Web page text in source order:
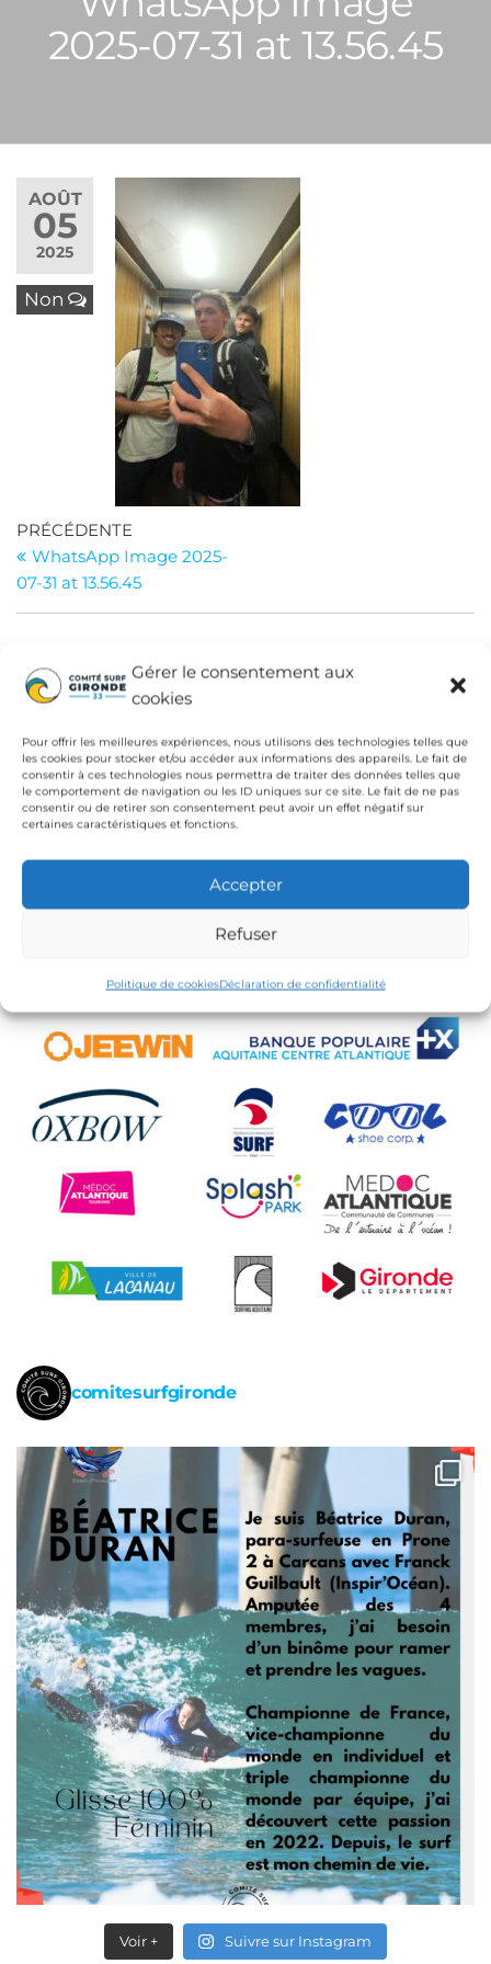
Gérer le consentement aux
cookies
Pour offrir les meilleures expériences, nous utilisons des technologies telles que
les cookies pour stocker et/ou accéder aux informations des appareils. Le fait de
consentir à ces technologies nous permettra de traiter des données telles que
le comportement de navigation ou les ID uniques sur ce site. Le fait de ne pas
consentir ou de retirer son consentement peut avoir un effet négatif sur
certaines caractéristiques et fonctions.
Accepter
Refuser
Politique de cookiesDéclaration de confidentialité
2025-07-31 at 13.56.45
AOÛT
05
2025
Non
Navigation
de
l’article
Article
précédent
PRÉCÉDENTE
WhatsApp Image 2025-
07-31 at 13.56.45
INSTITUTIONS
Conseil Départemental de la Gironde
Ligue de Surf de Nouvelle Aquitaine
CdC Médoc Atlantique
comitesurfgironde
Voir + Suivre sur Instagram